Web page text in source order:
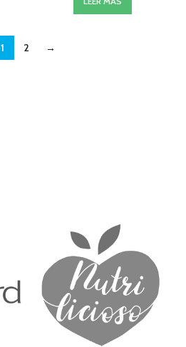
1 2 →